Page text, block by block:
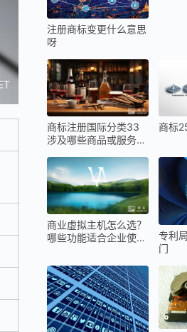
注册商标变更什么意思
呀
商标注册国际分类33
涉及哪些商品或服务类
商标
商业虚拟主机怎么选？
哪些功能适合企业使
专利
门